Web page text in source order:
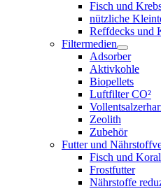
Fisch und
nützliche
Reffdecks und
Filtermedien
Adsorber
Aktivkohle
Biopellets
Luftfilter CO²
Zeolith
Zubehör
Futter und
Fisch und
Frostfutter
Nährstoffe